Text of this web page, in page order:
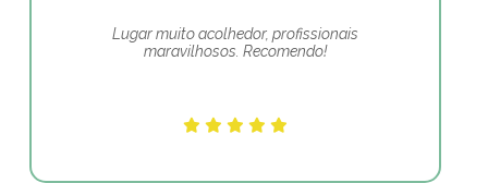
Lugar muito acolhedor, profissionais
maravilhosos. Recomendo!